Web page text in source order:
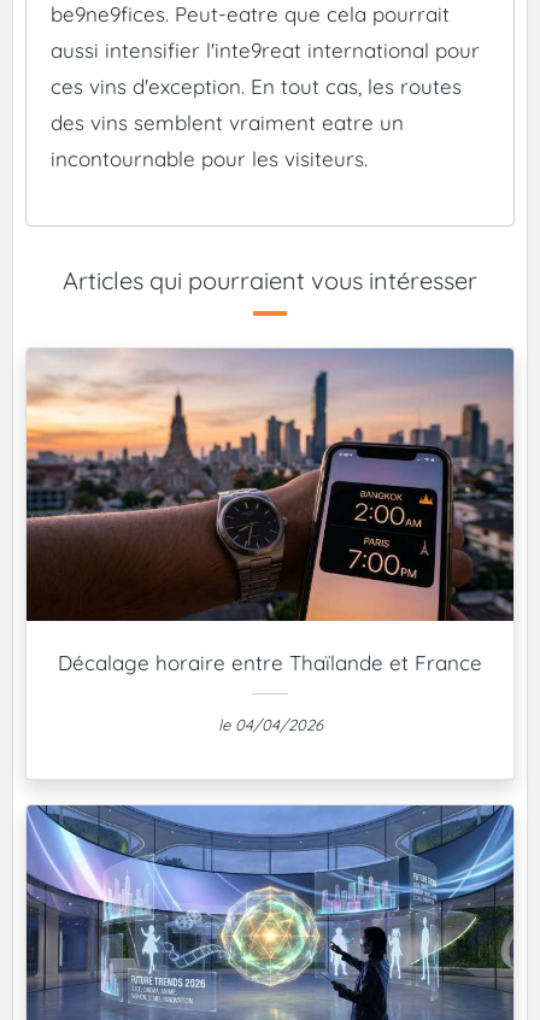
be9ne9fices. Peut-eatre que cela pourrait
aussi intensifier l'inte9reat international pour
ces vins d'exception. En tout cas, les routes
des vins semblent vraiment eatre un
incontournable pour les visiteurs.
Articles qui pourraient vous intéresser
Décalage horaire entre Thaïlande et France
le 04/04/2026